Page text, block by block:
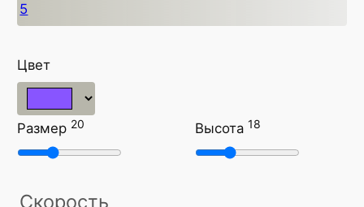
5
Цвет
Размер 20 Высота 18
Скорость